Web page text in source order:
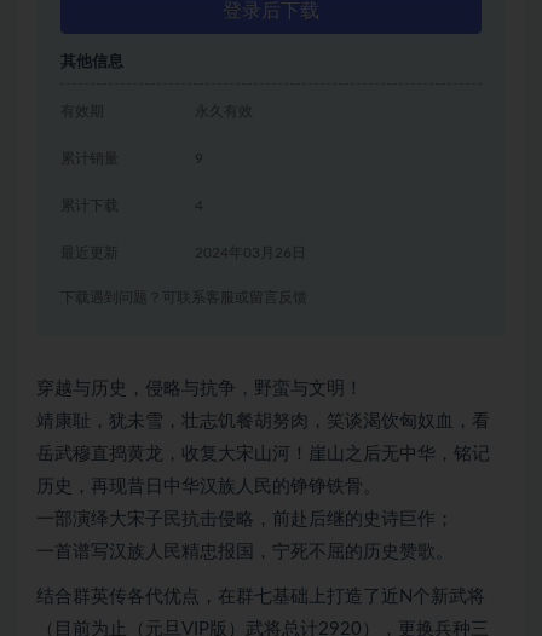
登录后下载
其他信息
有效期 永久有效
累计销量 9
累计下载
2024年03月26日
下载遇到问题？可联系客服或留言反馈
穿越与历史，侵略与抗争，野蛮与文明！
靖康耻，犹未雪，壮志饥餐胡努肉，笑谈渴饮匈奴血，看
岳武穆直捣黄龙，收复大宋山河！崖山之后无中华，铭记
历史，再现昔日中华汉族人民的铮铮铁骨。
一部演绎大宋子民抗击侵略，前赴后继的史诗巨作；
一首谱写汉族人民精忠报国，宁死不屈的历史赞歌。
结合群英传各代优点，在群七基础上打造了近N个新武将
（目前为止（元旦VIP版）武将总计2920），更换兵种三